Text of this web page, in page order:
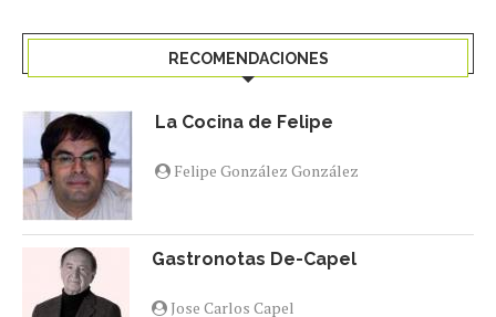
RECOMENDACIONES
La Cocina de Felipe
Felipe González González
Gastronotas De-Capel
Jose Carlos Capel